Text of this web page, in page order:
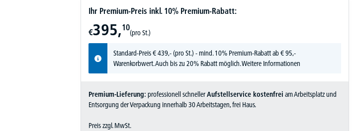
Ihr Premium-Preis inkl. 10% Premium-Rabatt:
€395,10
(pro St.)
Standard-Preis€439,-(pro St.) - mind. 10% Premium-Rabatt ab € 95,-
Warenkorbwert. Auch bis zu 20% Rabatt möglich.Weitere Informationen
Premium-Lieferung: professionell schnellerAufstellservice kostenfrei am Arbeitsplatz und
Entsorgung der Verpackung innerhalb 30 Arbeitstagen, frei Haus.
Preis zzgl. MwSt.